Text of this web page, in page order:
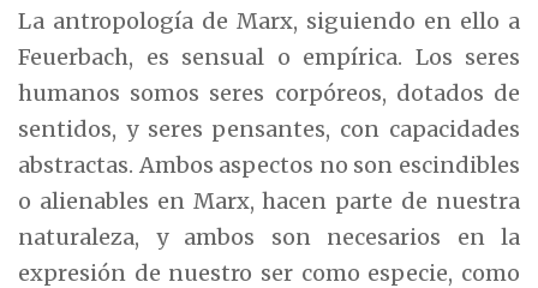
La antropología de Marx, siguiendo en ello a
Feuerbach, es sensual o empírica. Los seres
humanos somos seres corpóreos, dotados de
sentidos, y seres pensantes, con capacidades
abstractas. Ambos aspectos no son escindibles
o alienables en Marx, hacen parte de nuestra
naturaleza, y ambos son necesarios en la
expresión de nuestro ser como especie, como